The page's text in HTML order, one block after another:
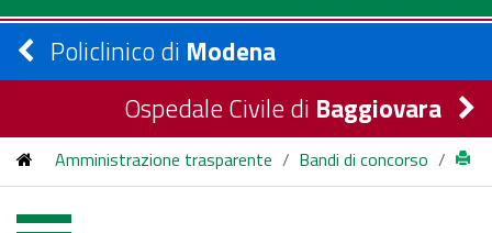
Policlinico di Modena
Ospedale Civile di Baggiovara
Amministrazione trasparente / Bandi di concorso /